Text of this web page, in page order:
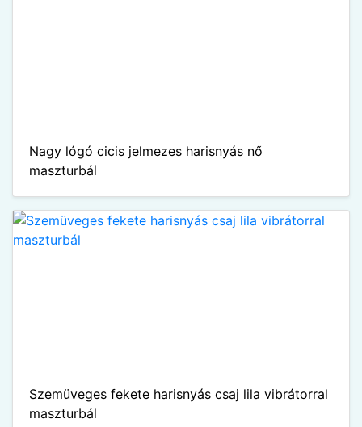
Nagy lógó cicis jelmezes harisnyás nő
maszturbál
Szemüveges fekete harisnyás csaj lila vibrátorral
maszturbál